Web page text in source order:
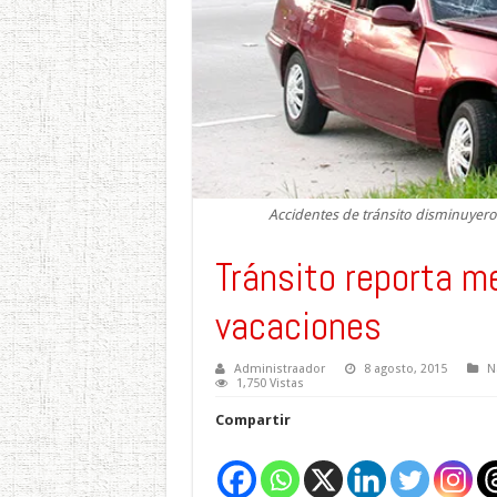
Accidentes de tránsito
Tránsito reporta
vacaciones
Administraador 8 agosto, 2015
1,750 Vistas
Compartir